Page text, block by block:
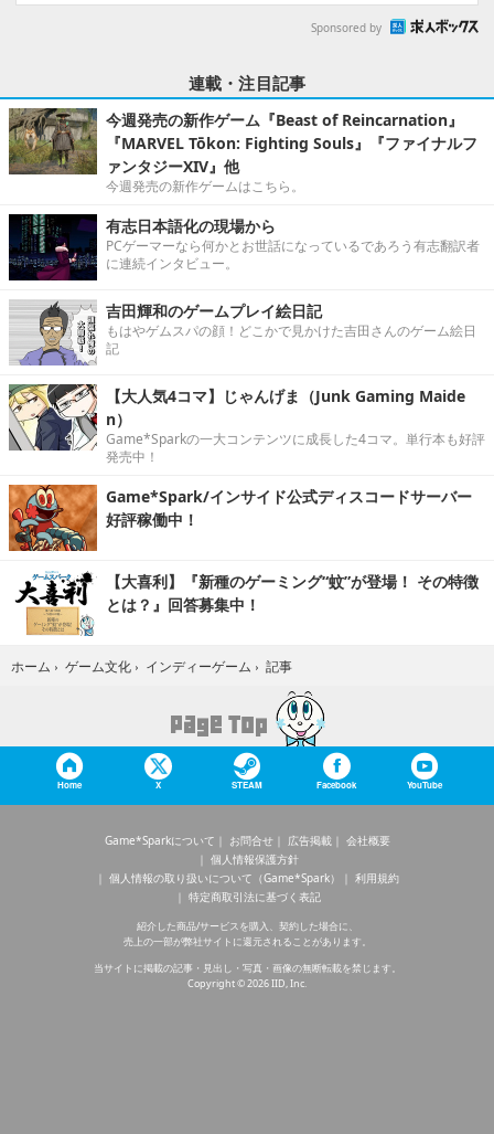
Sponsored by
連載・注目記事
今週発売の新作ゲーム『Beast of Reincarnation』
『MARVEL Tōkon: Fighting Souls』『ファイナルフ
ァンタジーXIV』他
今週発売の新作ゲームはこちら。
有志日本語化の現場から
PCゲーマーなら何かとお世話になっているであろう有志翻訳者
に連続インタビュー。
吉田輝和のゲームプレイ絵日記
もはやゲムスパの顔！どこかで見かけた吉田さんのゲーム絵日
記
【大人気4コマ】じゃんげま（Junk Gaming Maide
n）
Game*Sparkの一大コンテンツに成長した4コマ。単行本も好評
発売中！
Game*Spark/インサイド公式ディスコードサーバー
好評稼働中！
【大喜利】『新種のゲーミング“蚊”が登場！ その特徴
とは？』回答募集中！
ホーム › ゲーム文化 › インディーゲーム › 記事
Home X STEAM Facebook YouTube
Game*Sparkについて お問合せ 広告掲載
会社概要
個人情報保護方針
個人情報の取り扱いについて（Game*Spark）
利用規約
特定商取引法に基づく表記
紹介した商品/サービスを購入、契約した場合に、
売上の一部が弊社サイトに還元されることがあります。
当サイトに掲載の記事・見出し・写真・画像の無断転載を禁じます。
Copyright © 2026 IID, Inc.